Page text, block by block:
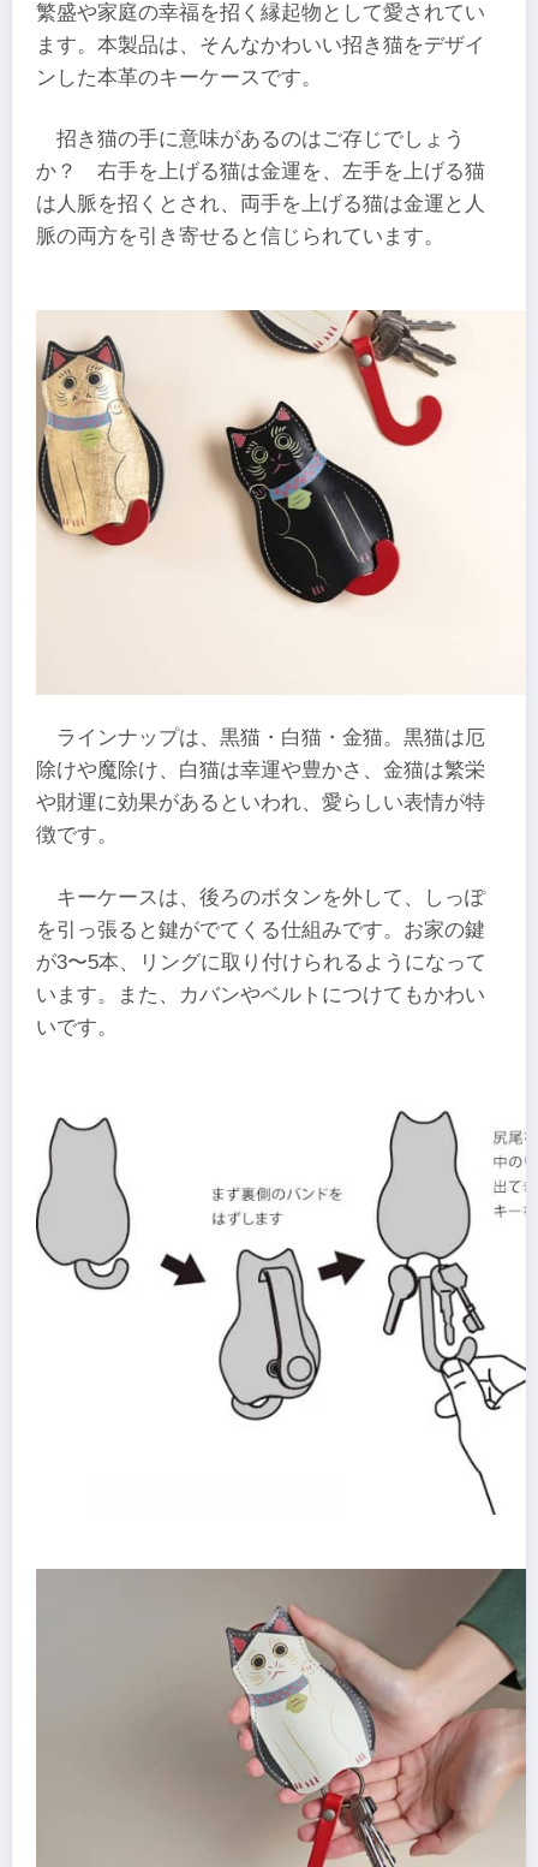
繁盛や家庭の幸福を招く縁起物として愛されてい
ます。本製品は、そんなかわいい招き猫をデザイ
ンした本革のキーケースです。
招き猫の手に意味があるのはご存じでしょう
か？ 右手を上げる猫は金運を、左手を上げる猫
は人脈を招くとされ、両手を上げる猫は金運と人
脈の両方を引き寄せると信じられています。
ラインナップは、黒猫・白猫・金猫。黒猫は厄
除けや魔除け、白猫は幸運や豊かさ、金猫は繁栄
や財運に効果があるといわれ、愛らしい表情が特
徴です。
キーケースは、後ろのボタンを外して、しっぽ
を引っ張ると鍵がでてくる仕組みです。お家の鍵
が3〜5本、リングに取り付けられるようになって
います。また、カバンやベルトにつけてもかわい
いです。